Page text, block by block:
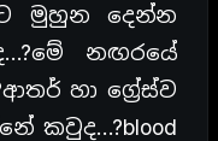
මුහුන දෙන්න
නඟරයේ
හා ග්‍රේස්ව
කවුද…?blood